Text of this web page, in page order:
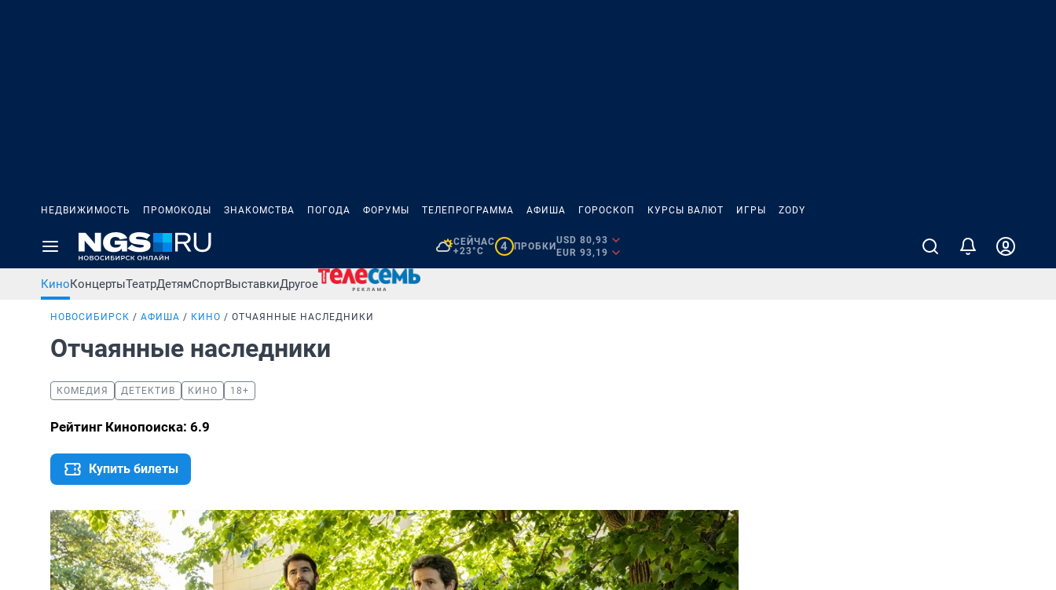
НЕДВИЖИМОСТЬ ПРОМОКОДЫ ЗНАКОМСТВА ПОГОДА ФОРУМЫ ТЕЛЕПРОГРАММА АФИША ГОРОСКОП КУРСЫ ВАЛЮТ ИГРЫ ZODY
СЕЙЧАС
+23°C
4 ПРОБКИ
USD 80,93
EUR 93,19
КиноКонцертыТеатрДетямСпортВыставкиДругое
НОВОСИБИРСК АФИША КИНО ОТЧАЯННЫЕ НАСЛЕДНИКИ
Отчаянные наследники
КОМЕДИЯ ДЕТЕКТИВ КИНО 18+
Рейтинг Кинопоиска: 6.9
Купить билеты